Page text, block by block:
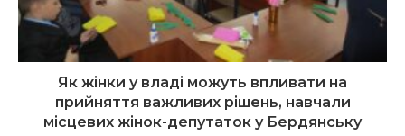
Як жінки у владі можуть впливати на
прийняття важливих рішень, навчали
місцевих жінок-депутаток у Бердянську